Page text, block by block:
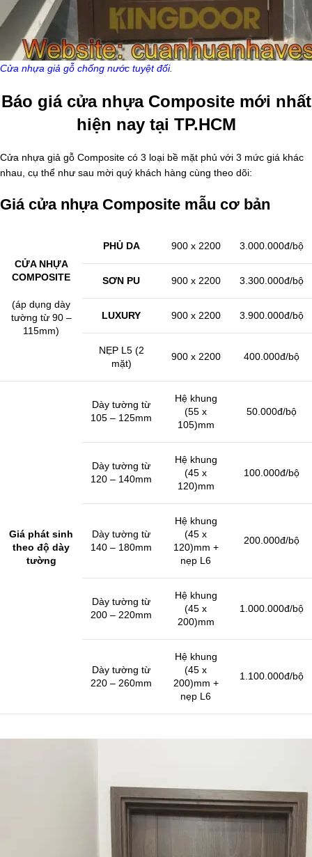
Cửa nhựa giả gỗ chống nước tuyệt đối.
Báo giá cửa nhựa Composite mới nhất
hiện nay tại TP.HCM
Cửa nhựa giả gỗ Composite có 3 loại bề mặt phủ với 3 mức giá khác
nhau, cụ thể như sau mời quý khách hàng cùng theo dõi:
Giá cửa nhựa Composite mẫu cơ bản
CỬA NHỰA
COMPOSITE
(áp dụng dày
tường từ 90 –
115mm)
PHỦ DA 900 x 2200 3.000.000đ/bộ
SƠN PU 900 x 2200 3.300.000đ/bộ
LUXURY 900 x 2200 3.900.000đ/bộ
NẸP L5 (2
mặt)
900 x 2200 400.000đ/bộ
Giá phát sinh
theo độ dày
tường
Dày tường từ
105 – 125mm
Hệ khung
(55 x
105)mm
50.000đ/bộ
Dày tường từ
120 – 140mm
Hệ khung
(45 x
120)mm
100.000đ/bộ
Dày tường từ
140 – 180mm
Hệ khung
(45 x
120)mm +
nẹp L6
200.000đ/bộ
Dày tường từ
200 – 220mm
Hệ khung
(45 x
200)mm
1.000.000đ/bộ
Dày tường từ
220 – 260mm
Hệ khung
(45 x
200)mm +
nẹp L6
1.100.000đ/bộ